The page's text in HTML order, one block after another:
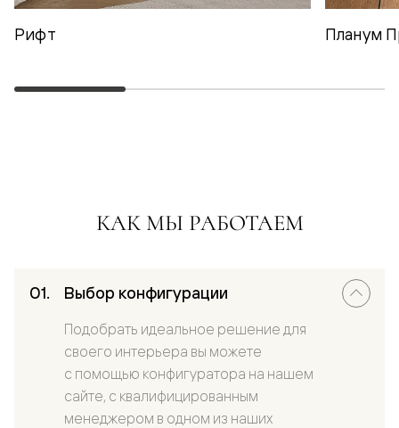
Рифт Планум
КАК МЫ РАБОТАЕМ
Выбор конфигурации
Подобрать идеальное решение для
своего интерьера вы можете
с помощью конфигуратора на нашем
сайте, с квалифицированным
менеджером в одном из наших